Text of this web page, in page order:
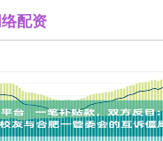
每周股票复盘：文峰股份（
例降至6.70%
8月1日收盘，文峰股份
周的2.66元下跌3.38%。本
配资